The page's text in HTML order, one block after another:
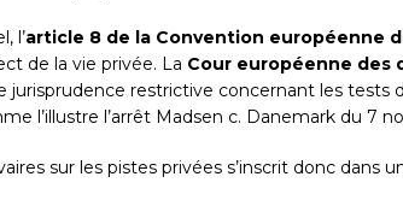
l’article 8 de la Convention européenne
de la vie privée. La Cour européenne des
jurisprudence restrictive concernant les tests
l’illustre l’arrêt Madsen c. Danemark du 7
sur les pistes privées s’inscrit donc dans